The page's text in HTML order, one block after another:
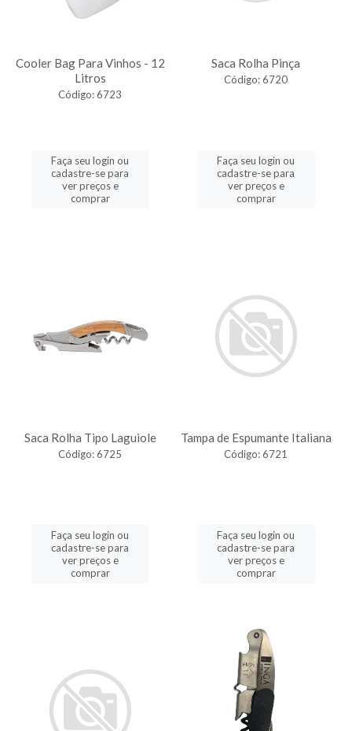
Cooler Bag Para Vinhos - 12
Litros
Código: 6723
Faça seu login ou
cadastre-se para
ver preços e
comprar
Saca Rolha Pinça
Código: 6720
Faça seu login ou
cadastre-se para
ver preços e
comprar
Saca Rolha Tipo Laguiole
Código: 6725
Faça seu login ou
cadastre-se para
ver preços e
comprar
Tampa de Espumante Italiana
Código: 6721
Faça seu login ou
cadastre-se para
ver preços e
comprar